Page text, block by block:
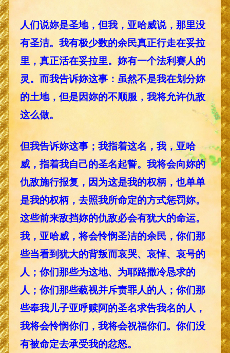
人们说妳是圣地，但我，亚哈威说，那里没
有圣洁。我有极少数的余民真正行走在妥拉
里，真正活在妥拉里。妳有一个法利赛人的
灵。而我告诉妳这事：虽然不是我在划分妳
的土地，但是因妳的不顺服，我将允许仇敌
这么做。
但我告诉妳这事；我指着这名，我，亚哈
威，指着我自己的圣名起誓。我将会向妳的
仇敌施行报复，因为这是我的权柄，也单单
是我的权柄，去照我所命定的方式惩罚妳。
这些前来敌挡妳的仇敌必会有犹大的命运。
我，亚哈威，将会怜悯圣洁的余民，你们那
些当看到犹大的背叛而哀哭、哀悼、哀号的
人；你们那些为这地、为耶路撒冷恳求的
人；你们那些藐视并斥责罪人的人；你们那
些奉我儿子亚呼赎阿的圣名求告我名的人，
我将会怜悯你们，我将会祝福你们。你们没
有被命定去承受我的忿怒。